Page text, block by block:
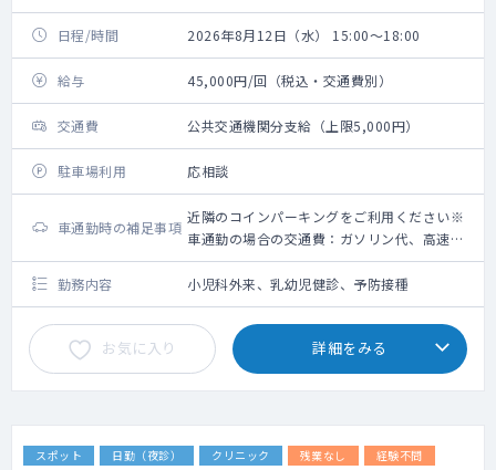
日程/時間 2026年8月12日（水） 15:00～18:00
給与 45,000円/回（税込・交通費別）
交通費 公共交通機関分支給（上限5,000円）
駐車場利用 応相談
車通勤時の補足事項
近隣のコインパーキングをご利用ください※
車通勤の場合の交通費：ガソリン代、高速道
路利用料金（上限5,000円）＋駐車場代（上
限2,000円）
勤務内容 小児科外来、乳幼児健診、予防接種
お気に入り 詳細をみる
スポット 日勤（夜診） クリニック 残業なし
経験不問